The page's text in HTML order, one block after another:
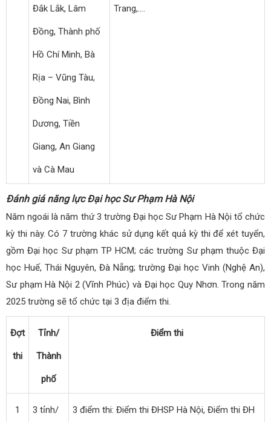
Đắk Lắk, Lâm
Đồng, Thành phố
Hồ Chí Minh, Bà
Rịa – Vũng Tàu,
Đồng Nai, Bình
Dương, Tiền
Giang, An Giang
và Cà Mau
Trang,….
Đánh giá năng lực Đại học Sư Phạm Hà Nội
Năm ngoái là năm thứ 3 trường Đại học Sư Phạm Hà Nội tổ chức
kỳ thi này. Có 7 trường khác sử dụng kết quả kỳ thi để xét tuyển,
gồm Đại học Sư phạm TP HCM; các trường Sư phạm thuộc Đại
học Huế, Thái Nguyên, Đà Nẵng; trường Đại học Vinh (Nghệ An),
Sư phạm Hà Nội 2 (Vĩnh Phúc) và Đại học Quy Nhơn. Trong năm
2025 trường sẽ tổ chức tại 3 địa điểm thi.
Đợt
thi
Tỉnh/
Thành
phố
Điểm thi
1 3 tỉnh/ 3 điểm thi: Điểm thi ĐHSP Hà Nội, Điểm thi ĐH